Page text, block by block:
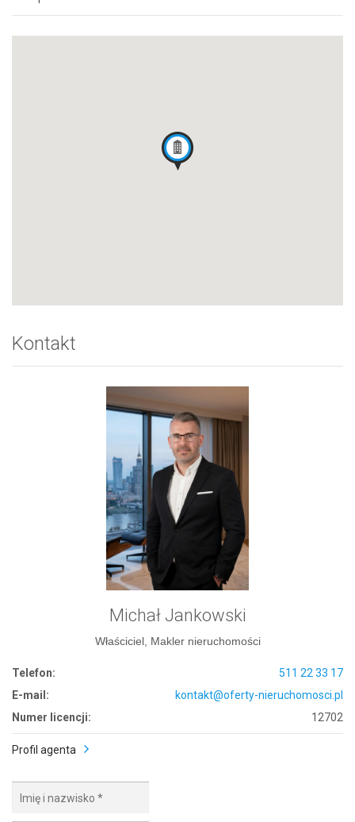
Kontakt
Michał Jankowski
Właściciel, Makler nieruchomości
Telefon:
511 22 33 17
E-mail:
kontakt@oferty-nieruchomosci.pl
Numer licencji:
12702
Profil agenta